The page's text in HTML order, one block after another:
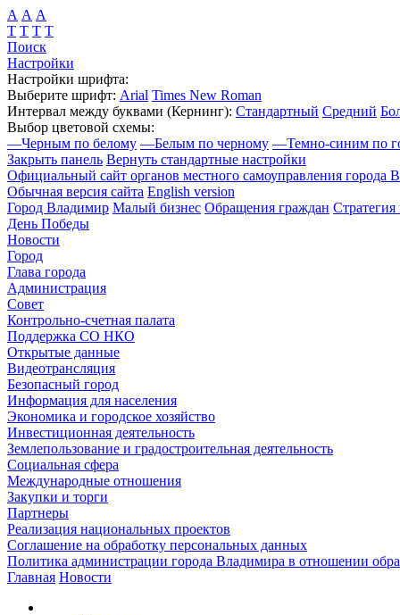
А А А
Т Т Т Т
Поиск
Настройки
Настройки шрифта:
Выберите шрифт: Arial Times New Roman
Интервал между буквами (Кернинг): Стандартный Средний
Выбор цветовой схемы:
—Черным по белому —Белым по черному —Темно-синим по
Закрыть панель Вернуть стандартные настройки
Официальный сайт органов местного самоуправления города
Обычная версия сайта English version
Город Владимир Малый бизнес Обращения граждан Стратегия
День Победы
Новости
Город
Глава города
Администрация
Совет
Контрольно-счетная палата
Поддержка СО НКО
Открытые данные
Видеотрансляция
Безопасный город
Информация для населения
Экономика и городское хозяйство
Инвестиционная деятельность
Землепользование и градостроительная деятельность
Социальная сфера
Международные отношения
Закупки и торги
Партнеры
Реализация национальных проектов
Соглашение на обработку персональных данных
Политика администрации города Владимира в отношении
Главная Новости